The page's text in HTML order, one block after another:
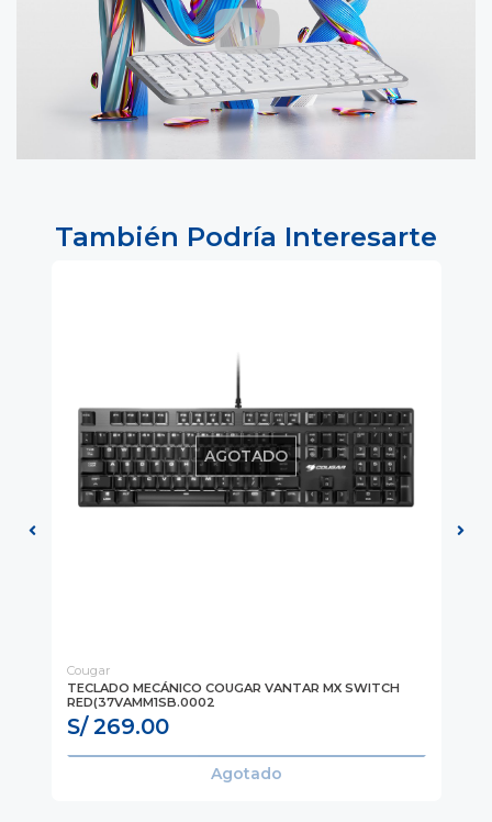
También Podría Interesarte
AGOTADO
Cougar
TECLADO MECÁNICO COUGAR VANTAR MX SWITCH
RED(37VAMM1SB.0002
S/ 269.00
Agotado